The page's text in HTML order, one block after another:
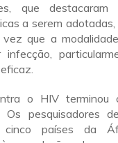
que destacaram
a serem adotadas,
vez que a
o HIV terminou
pesquisadores
cinco países da